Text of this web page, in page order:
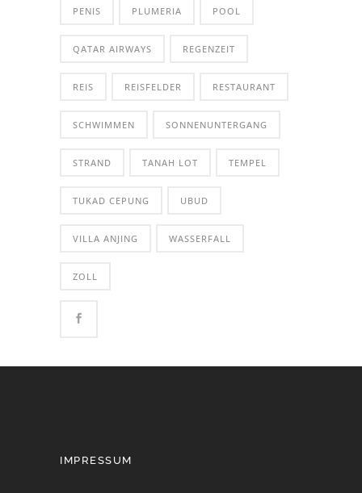
PENIS PLUMERIA POOL
QATAR AIRWAYS REGENZEIT
REIS REISFELDER RESTAURANT
SCHWIMMEN SONNENUNTERGANG
STRAND TANAH LOT TEMPEL
TUKAD CEPUNG UBUD
VILLA ANJING WASSERFALL
ZOLL
IMPRESSUM